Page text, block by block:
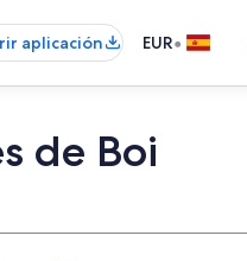
aplicación EUR•
de Boi